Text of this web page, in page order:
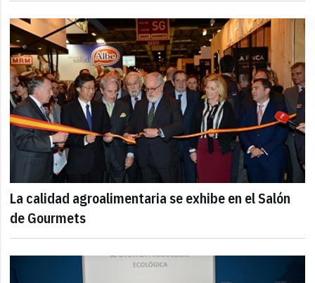
La calidad agroalimentaria se exhibe en el Salón
de Gourmets